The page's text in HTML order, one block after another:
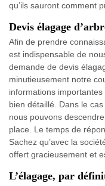
qu’ils sauront comment
Devis élagage
Afin de prendre
est indispensable de
demande de devis
minutieusement notre
informations
bien détaillé. Dans le
nous pouvons
place. Le temps de
Sachez qu’avec la
offert gracieusement et
L’élagage, par